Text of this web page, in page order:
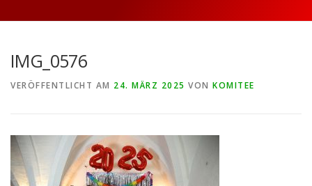
IMG_0576
VERÖFFENTLICHT AM 24. MÄRZ 2025 VON KOMITEE